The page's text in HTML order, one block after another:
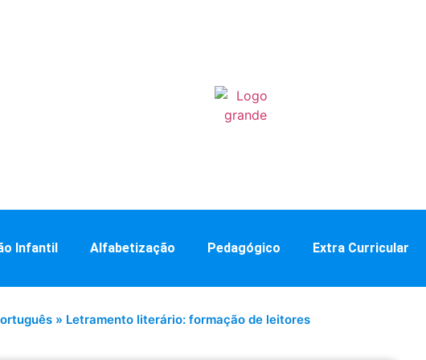
Infantil Alfabetização Pedagógico Extra Curricular
» Letramento literário: formação de leitores